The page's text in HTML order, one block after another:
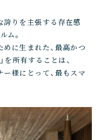
誇りを主張する存在感
ム。
に生まれた、最高かつ
を所有することは、
様にとって、最もスマ